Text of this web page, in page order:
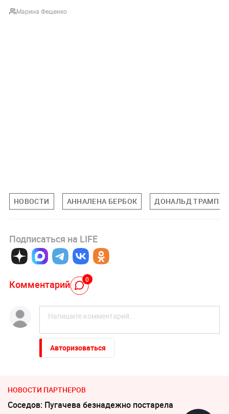
Марина Фещенко
НОВОСТИ АННАЛЕНА БЕРБОК ДОНАЛЬД ТРАМП
Подписаться на LIFE
Комментарий 0
Авторизоваться
НОВОСТИ ПАРТНЕРОВ
Соседов: Пугачева безнадежно постарела